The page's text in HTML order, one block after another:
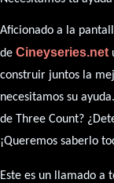
Aficionado a la
de Cineyseries.net
construir juntos la
necesitamos su
de Three Count?
¡Queremos saberlo
Este es un llamado a